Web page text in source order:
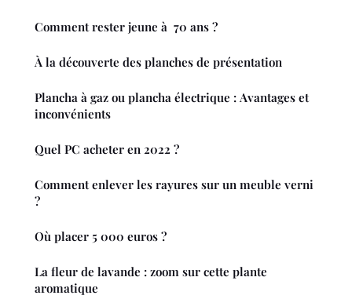
Comment rester jeune à 70 ans ?
À la découverte des planches de présentation
Plancha à gaz ou plancha électrique : Avantages et
inconvénients
Quel PC acheter en 2022 ?
Comment enlever les rayures sur un meuble verni
?
Où placer 5 000 euros ?
La fleur de lavande : zoom sur cette plante
aromatique